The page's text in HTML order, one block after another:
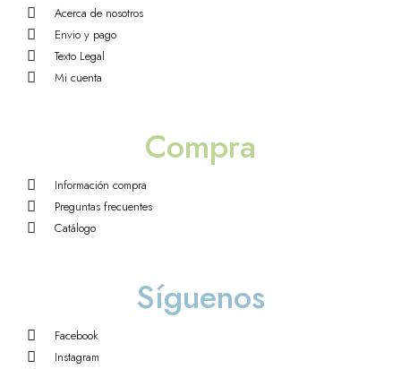
Acerca de nosotros
Envio y pago
Texto Legal
Mi cuenta
Compra
Información compra
Preguntas frecuentes
Catálogo
Síguenos
Facebook
Instagram